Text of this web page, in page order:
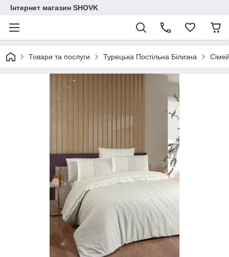
Інтернет магазин SHOVK
Товари та послуги Турецька Постільна Білизна